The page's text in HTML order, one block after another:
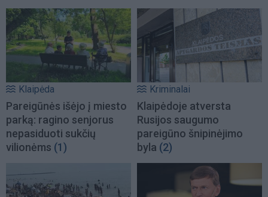
Klaipėda
Pareigūnės išėjo į miesto
parką: ragino senjorus
nepasiduoti sukčių
vilionėms (1)
Kriminalai
Klaipėdoje atversta
Rusijos saugumo
pareigūno šnipinėjimo
byla (2)